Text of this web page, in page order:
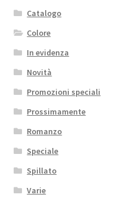
Catalogo
Colore
In evidenza
Novità
Promozioni speciali
Prossimamente
Romanzo
Speciale
Spillato
Varie